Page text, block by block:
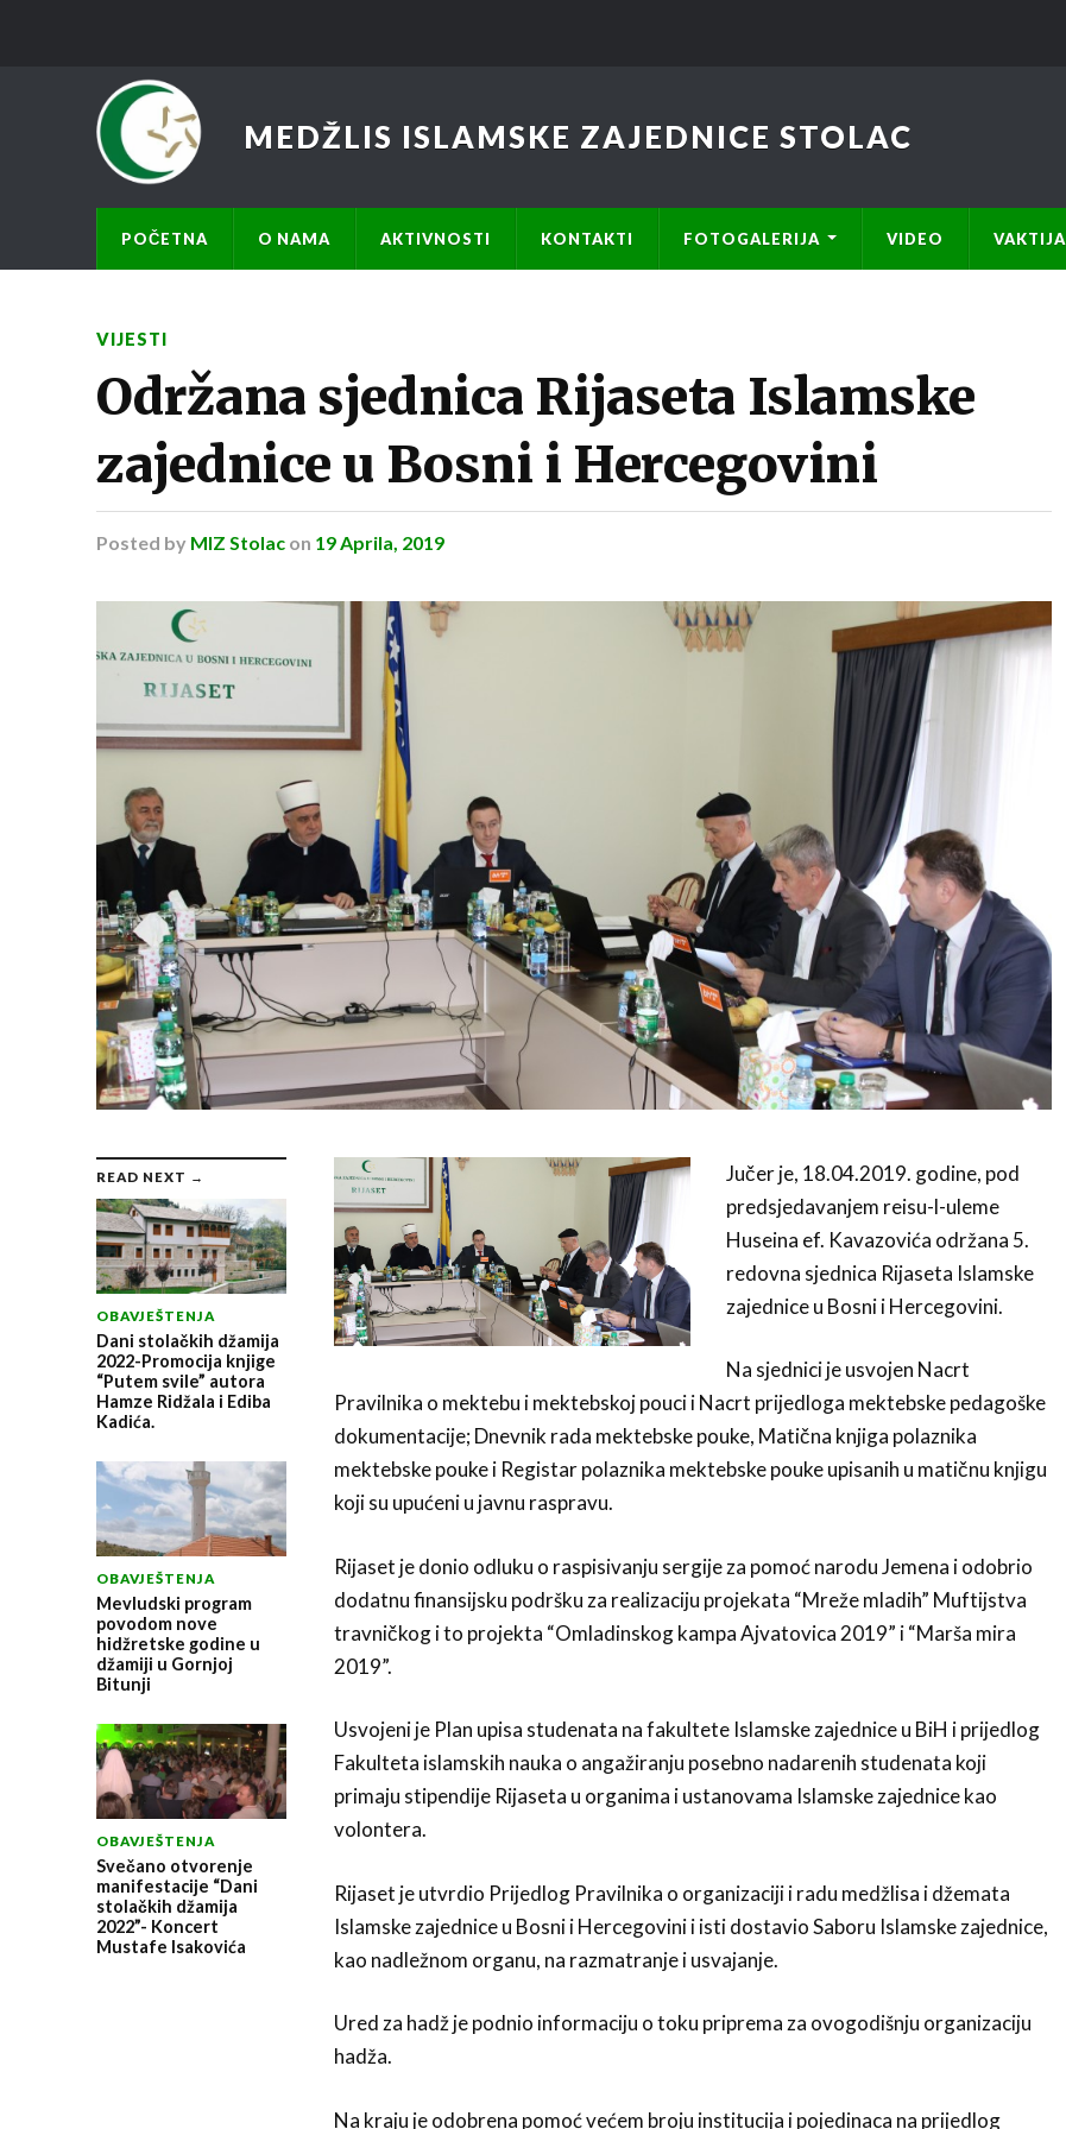
MEDŽLIS ISLAMSKE ZAJEDNICE STOLAC
POČETNA O NAMA AKTIVNOSTI KONTAKTI FOTOGALERIJA VIDEO VAKTIJA
VIJESTI
Održana sjednica Rijaseta Islamske
zajednice u Bosni i Hercegovini
Posted by MIZ Stolac on 19 Aprila, 2019
READ NEXT →
OBAVJEŠTENJA
Dani stolačkih džamija
2022-Promocija knjige
“Putem svile” autora
Hamze Ridžala i Ediba
Kadića.
OBAVJEŠTENJA
Mevludski program
povodom nove
hidžretske godine u
džamiji u Gornjoj
Bitunji
OBAVJEŠTENJA
Svečano otvorenje
manifestacije “Dani
stolačkih džamija
2022”- Koncert
Mustafe Isakovića
Jučer je, 18.04.2019. godine, pod
predsjedavanjem reisu-l-uleme
Huseina ef. Kavazovića održana 5.
redovna sjednica Rijaseta Islamske
zajednice u Bosni i Hercegovini.
Na sjednici je usvojen Nacrt
Pravilnika o mektebu i mektebskoj pouci i Nacrt prijedloga mektebske pedagoške
dokumentacije; Dnevnik rada mektebske pouke, Matična knjiga polaznika
mektebske pouke i Registar polaznika mektebske pouke upisanih u matičnu knjigu
koji su upućeni u javnu raspravu.
Rijaset je donio odluku o raspisivanju sergije za pomoć narodu Jemena i odobrio
dodatnu finansijsku podršku za realizaciju projekata “Mreže mladih” Muftijstva
travničkog i to projekta “Omladinskog kampa Ajvatovica 2019” i “Marša mira
2019”.
Usvojeni je Plan upisa studenata na fakultete Islamske zajednice u BiH i prijedlog
Fakulteta islamskih nauka o angažiranju posebno nadarenih studenata koji
primaju stipendije Rijaseta u organima i ustanovama Islamske zajednice kao
volontera.
Rijaset je utvrdio Prijedlog Pravilnika o organizaciji i radu medžlisa i džemata
Islamske zajednice u Bosni i Hercegovini i isti dostavio Saboru Islamske zajednice,
kao nadležnom organu, na razmatranje i usvajanje.
Ured za hadž je podnio informaciju o toku priprema za ovogodišnju organizaciju
hadža.
Na kraju je odobrena pomoć većem broju institucija i pojedinaca na prijedlog